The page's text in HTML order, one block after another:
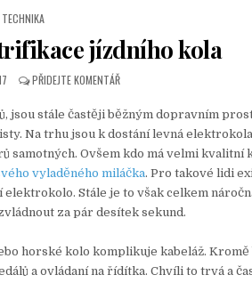
P
S
T
E
I
N
TECHNIKA
jízdního kola
PŘIDEJTE KOMENTÁŘ
jsou stále častěji běžným dopravním
Na trhu jsou k dostání levná
samotných. Ovšem kdo má velmi kvalitní
vyladěného miláčka. Pro takové lidi
Stále je to však celkem
za pár desítek sekund.
horské kolo komplikuje kabeláž. Kromě
a ovládaní na řídítka. Chvíli to trvá a